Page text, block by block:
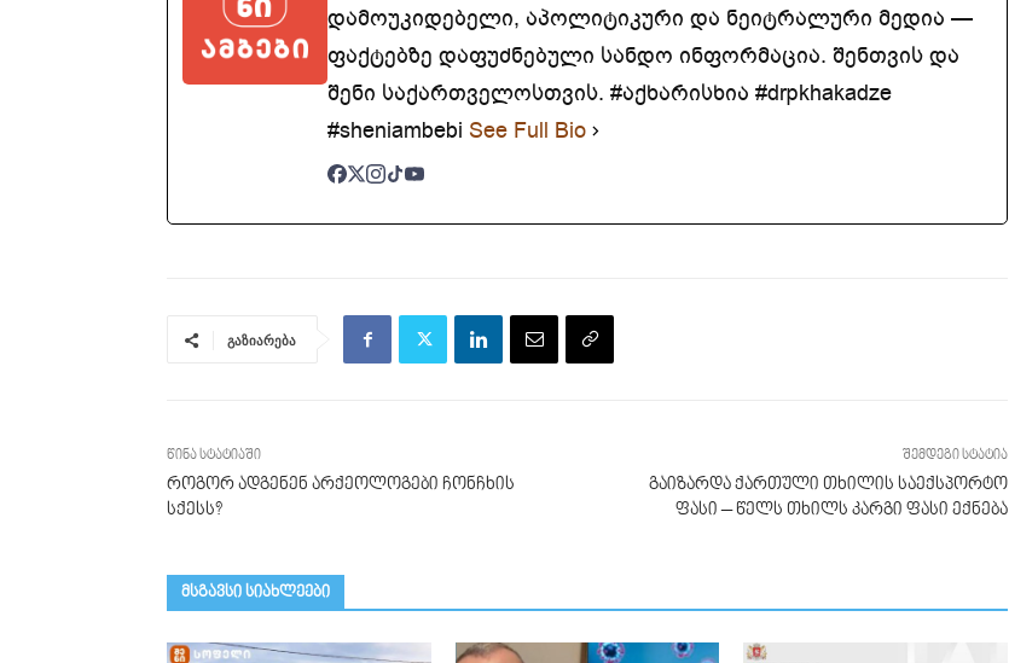
დამოუკიდებელი, აპოლიტიკური და ნეიტრალური მედია —
ფაქტებზე დაფუძნებული სანდო ინფორმაცია. შენთვის და
შენი საქართველოსთვის. #აქხარისხია #drpkhakadze
#sheniambebi See Full Bio
გაზიარება
წინა სტატიაში
როგორ ადგენენ არქეოლოგები ჩონჩხის
სქესს?
შემდეგი სტატია
გაიზარდა ქართული თხილის საექსპორტო
ფასი – წელს თხილს კარგი ფასი ექნება
მსგავსი სიახლეები